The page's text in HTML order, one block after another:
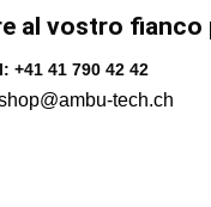
al vostro fianco
+41 41 790 42 42
tech.ch